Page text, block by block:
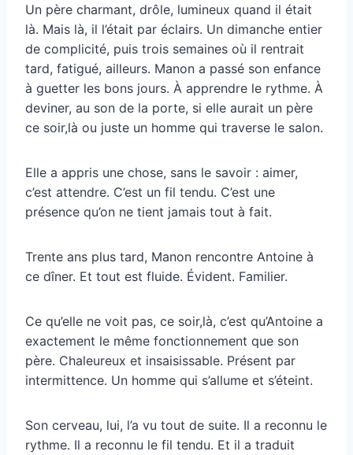
Un père charmant, drôle, lumineux quand il était
là. Mais là, il l’était par éclairs. Un dimanche entier
de complicité, puis trois semaines où il rentrait
tard, fatigué, ailleurs. Manon a passé son enfance
à guetter les bons jours. À apprendre le rythme. À
deviner, au son de la porte, si elle aurait un père
ce soir,là ou juste un homme qui traverse le salon.
Elle a appris une chose, sans le savoir : aimer,
c’est attendre. C’est un fil tendu. C’est une
présence qu’on ne tient jamais tout à fait.
Trente ans plus tard, Manon rencontre Antoine à
ce dîner. Et tout est fluide. Évident. Familier.
Ce qu’elle ne voit pas, ce soir,là, c’est qu’Antoine a
exactement le même fonctionnement que son
père. Chaleureux et insaisissable. Présent par
intermittence. Un homme qui s’allume et s’éteint.
Son cerveau, lui, l’a vu tout de suite. Il a reconnu le
rythme. Il a reconnu le fil tendu. Et il a traduit